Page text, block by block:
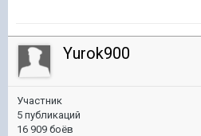
Yurok900
Участник
5 публикаций
16 909 боёв